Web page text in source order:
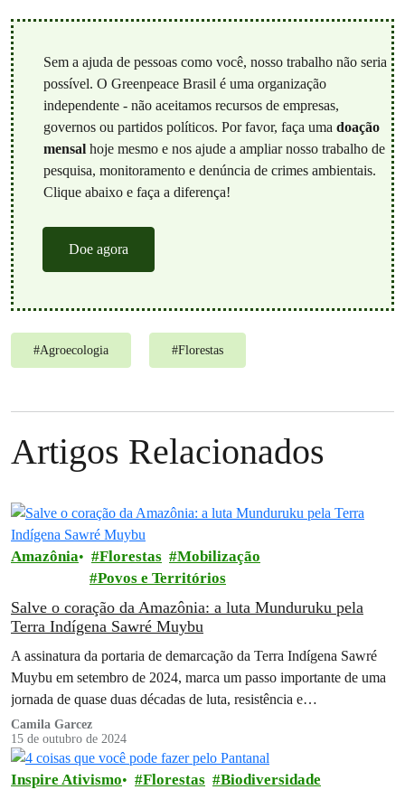
Sem a ajuda de pessoas como você, nosso trabalho não seria
possível. O Greenpeace Brasil é uma organização
independente - não aceitamos recursos de empresas,
governos ou partidos políticos. Por favor, faça uma doação
mensalhoje mesmo e nos ajude a ampliar nosso trabalho de
pesquisa, monitoramento e denúncia de crimes ambientais.
Clique abaixo e faça a diferença!
Doe agora
#Agroecologia #Florestas
Artigos Relacionados
Amazônia Florestas
Mobilização
Povos e Territórios
Salve o coração da Amazônia: a luta Munduruku pela
Terra Indígena Sawré Muybu
A assinatura da portaria de demarcação da Terra Indígena Sawré
Muybu em setembro de 2024, marca um passo importante de uma
jornada de quase duas décadas de luta, resistência e…
Camila Garcez
15 de outubro de 2024
Inspire Ativismo Florestas Biodiversidade